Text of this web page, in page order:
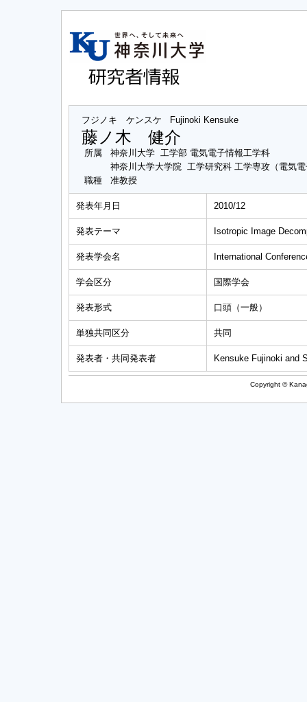
フジノキ ケンスケ Fujinoki Kensuke
藤ノ木 健介
所属
神奈川大学 工学部 電気電子情報工学科
神奈川大学大学院 工学研究科 工学専攻（電気
職種
准教授
発表年月日 2010/12
発表テーマ Isotropic Image
発表学会名 International
学会区分 国際学会
発表形式 口頭（一般）
単独共同区分 共同
発表者・共同発表者 Kensuke Fujinoki and
Copyright ©